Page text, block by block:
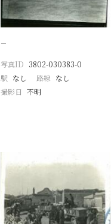
−
写真ID 3802-030383-0
駅 なし 路線 なし
撮影日 不明